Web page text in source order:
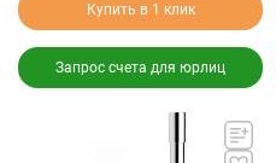
Купить в 1 клик
Запрос счета для юрлиц